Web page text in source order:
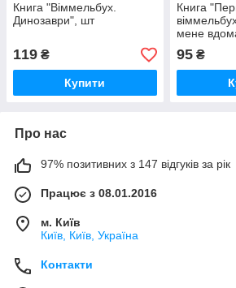
Книга "Віммельбух.
Динозаври", шт
119 ₴
Купити
Книга
мене
95₴
Про нас
97% позитивних з 147 відгуків за рік
Працює з 08.01.2016
м. Київ
Київ, Київ, Україна
Контакти